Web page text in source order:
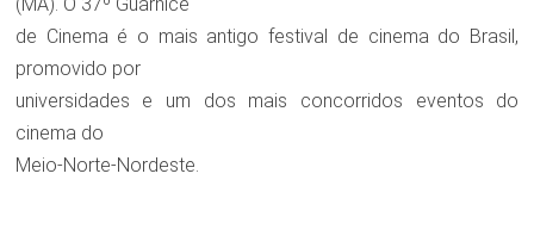
de Cinema é o mais antigo festival de cinema do Brasil,
promovido por
universidades e um dos mais concorridos eventos do
cinema do
Meio-Norte-Nordeste.